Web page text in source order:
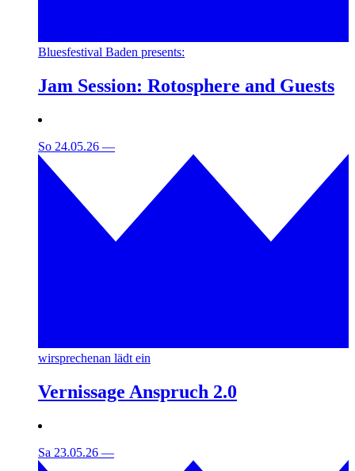
Bluesfestival Baden presents:
Jam Session: Rotosphere and Guests
So 24.05.26 —
wirsprechenan lädt ein
Vernissage Anspruch 2.0
Sa 23.05.26 —